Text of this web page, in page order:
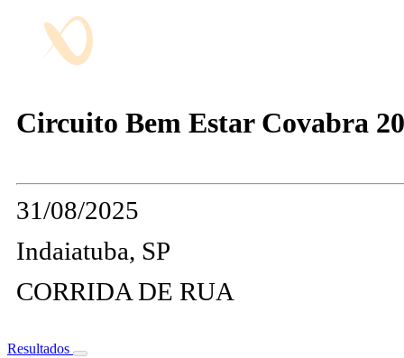
Circuito Bem Estar Covabra
31/08/2025
Indaiatuba, SP
CORRIDA DE RUA
Resultados